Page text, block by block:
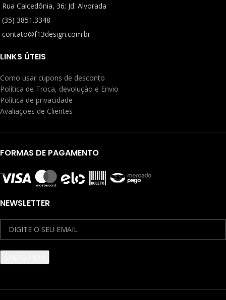
Rua Calcedônia, 36; Jd. Alvorada
(35) 3851.3348
contato@f13design.com.br
LINKS ÚTEIS
Como usar cupons de desconto
Política de Troca, devolução e Envio
Política de privacidade
Avaliações de Clientes
FORMAS DE PAGAMENTO
NEWSLETTER